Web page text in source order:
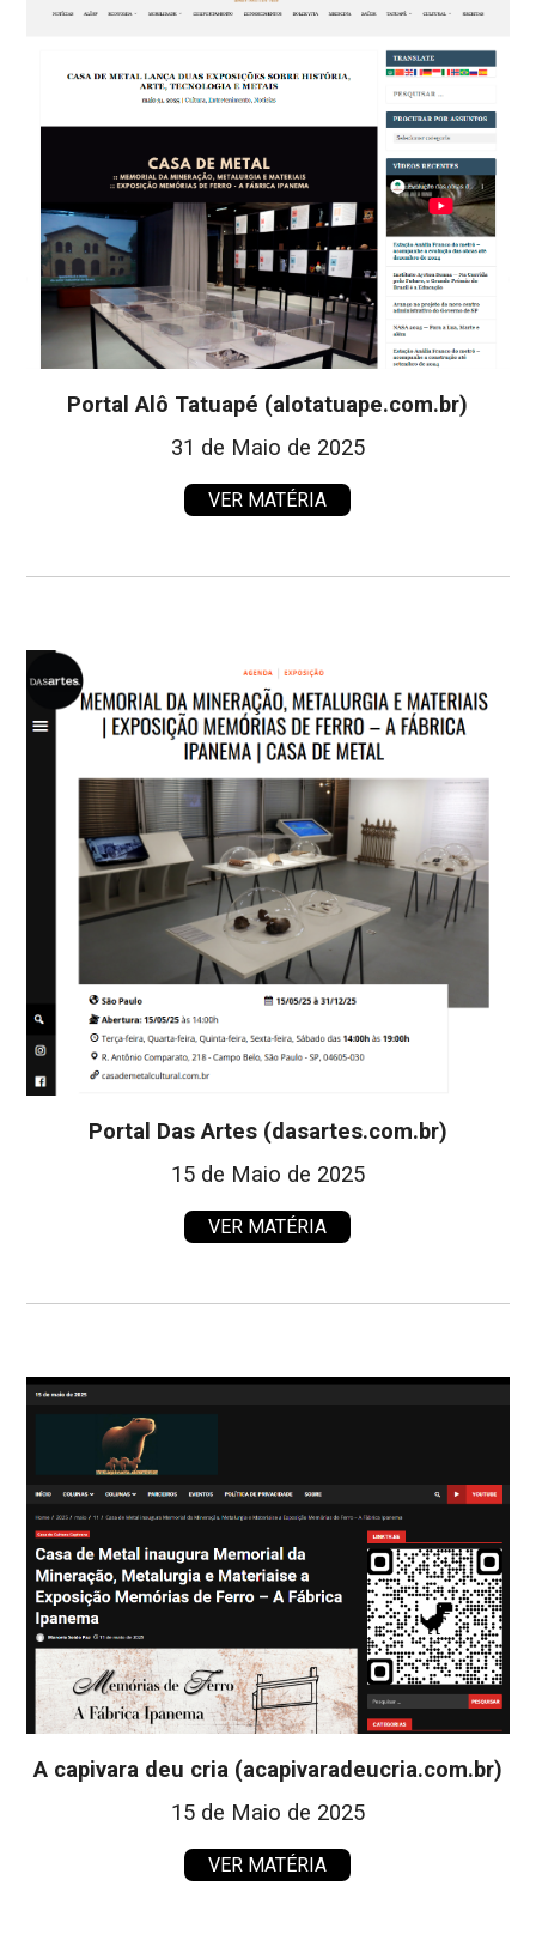
Portal Alô Tatuapé (alotatuape.com.br)
31 de Maio de 2025
VER MATÉRIA
Portal Das Artes (dasartes.com.br)
15 de Maio de 2025
VER MATÉRIA
A capivara deu cria (acapivaradeucria.com.br)
15 de Maio de 2025
VER MATÉRIA